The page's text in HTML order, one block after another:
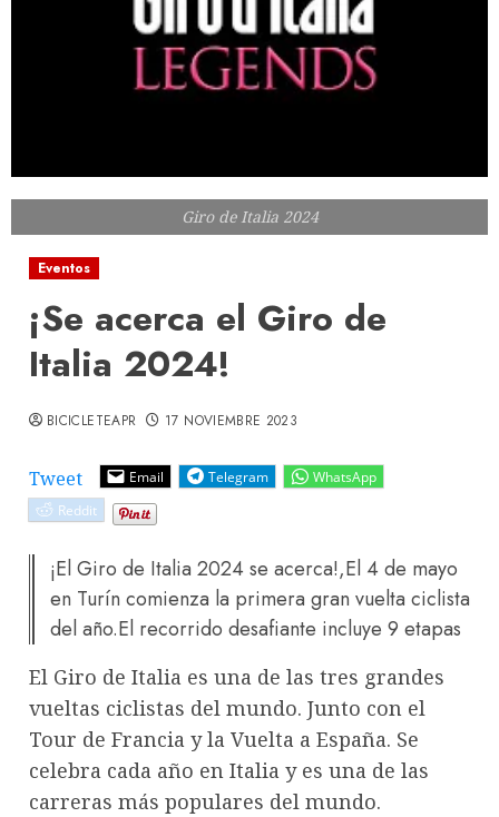
Eventos
¡Se acerca el Giro de
Italia 2024!
Tweet Email Telegram
WhatsApp
Reddit
BICICLETEAPR 17 NOVIEMBRE 2023
Giro de Italia 2024
¡El Giro de Italia 2024 se acerca!,El 4 de mayo
en Turín comienza la primera gran vuelta ciclista
del año.El recorrido desafiante incluye 9 etapas
El Giro de Italia es una de las tres grandes
vueltas ciclistas del mundo. Junto con el
Tour de Francia y la Vuelta a España. Se
celebra cada año en Italia y es una de las
carreras más populares del mundo.